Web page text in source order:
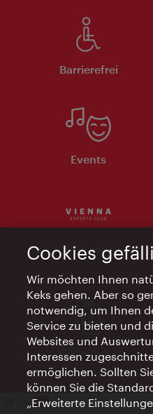
Barrierefrei
Events
Vienna Experts Club
Werbemittel
Cookies
Wir möchten Ihnen
Keks gehen. Aber so
notwendig, um Ihnen
Service zu bieten und
Websites und
Interessen
ermöglichen. Sollten
können Sie die
„Erweiterte